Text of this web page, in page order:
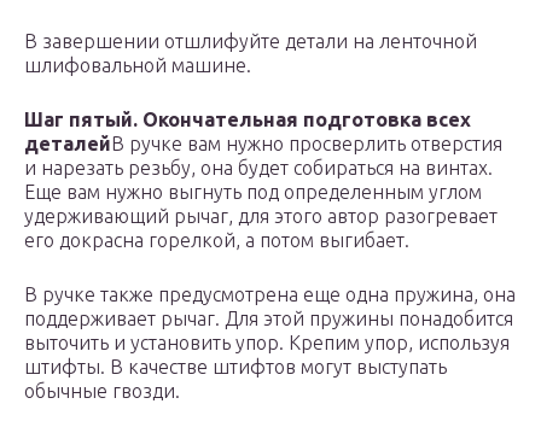
В завершении отшлифуйте детали на ленточной
шлифовальной машине.
Шаг пятый. Окончательная подготовка всех
деталейВ ручке вам нужно просверлить отверстия
и нарезать резьбу, она будет собираться на винтах.
Еще вам нужно выгнуть под определенным углом
удерживающий рычаг, для этого автор разогревает
его докрасна горелкой, а потом выгибает.
В ручке также предусмотрена еще одна пружина, она
поддерживает рычаг. Для этой пружины понадобится
выточить и установить упор. Крепим упор, используя
штифты. В качестве штифтов могут выступать
обычные гвозди.